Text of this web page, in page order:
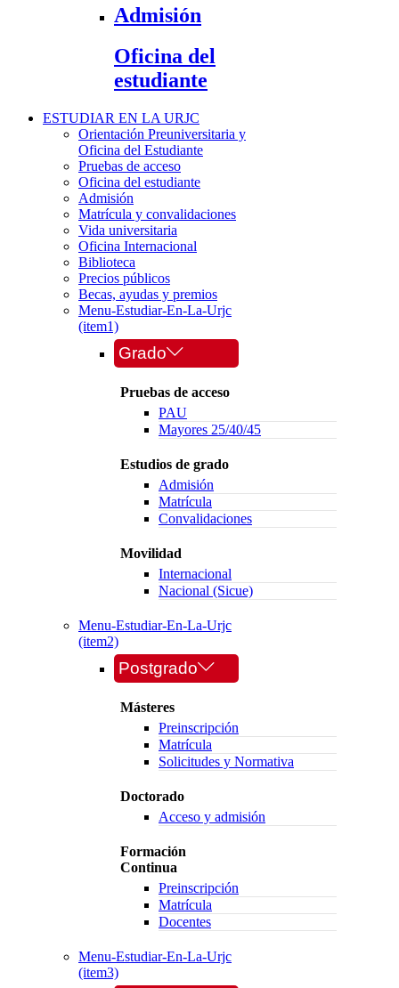
Admisión
Oficina del
estudiante
ESTUDIAR EN LA URJC
Orientación Preuniversitaria y
Oficina del Estudiante
Pruebas de acceso
Oficina del estudiante
Admisión
Matrícula y convalidaciones
Vida universitaria
Oficina Internacional
Biblioteca
Precios públicos
Becas, ayudas y premios
Menu-Estudiar-En-La-Urjc
(item1)
Grado
Pruebas de acceso
PAU
Mayores 25/40/45
Estudios de grado
Admisión
Matrícula
Convalidaciones
Movilidad
Internacional
Nacional (Sicue)
Menu-Estudiar-En-La-Urjc
(item2)
Postgrado
Másteres
Preinscripción
Matrícula
Solicitudes y Normativa
Doctorado
Acceso y admisión
Formación
Continua
Preinscripción
Matrícula
Docentes
Menu-Estudiar-En-La-Urjc
(item3)